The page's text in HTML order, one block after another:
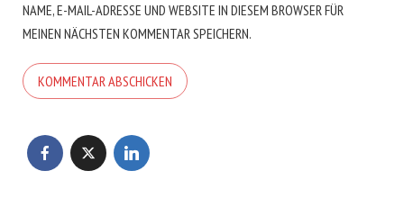
NAME, E-MAIL-ADRESSE UND WEBSITE IN DIESEM BROWSER FÜR
MEINEN NÄCHSTEN KOMMENTAR SPEICHERN.